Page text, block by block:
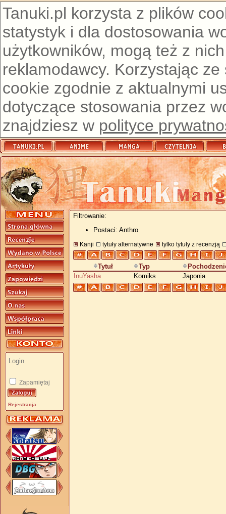
Tanuki.pl korzysta z plików
statystyk i dla dostosowania
użytkowników, mogą też z
reklamodawcy. Korzystając
cookie zgodnie z aktualnymi
dotyczące stosowania przez
znajdziesz w polityce
Zapamiętaj
Rejestracja
Filtrowanie:
Postaci: Anthro
Kanji tytuły alternatywne tylko tytuły z recenzją
Tytuł Typ
InuYasha
Komiks Japonia